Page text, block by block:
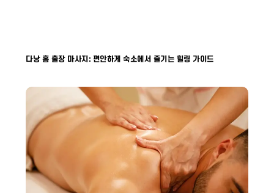
다낭 홈 출장 마사지: 편안하게 숙소에서 즐기는 힐링 가이드